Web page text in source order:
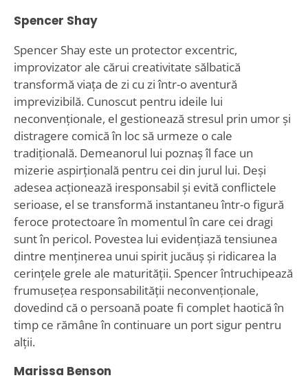
Spencer Shay
Spencer Shay este un protector excentric,
improvizator ale cărui creativitate sălbatică
transformă viața de zi cu zi într-o aventură
imprevizibilă. Cunoscut pentru ideile lui
neconvenționale, el gestionează stresul prin umor și
distragere comică în loc să urmeze o cale
tradițională. Demeanorul lui poznaș îl face un
mizerie aspirțională pentru cei din jurul lui. Deși
adesea acționează iresponsabil și evită conflictele
serioase, el se transformă instantaneu într-o figură
feroce protectoare în momentul în care cei dragi
sunt în pericol. Povestea lui evidențiază tensiunea
dintre menținerea unui spirit jucăuș și ridicarea la
cerințele grele ale maturității. Spencer întruchipează
frumusețea responsabilității neconvenționale,
dovedind că o persoană poate fi complet haotică în
timp ce rămâne în continuare un port sigur pentru
alții.
Marissa Benson